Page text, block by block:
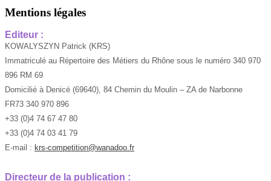
Mentions légales
Editeur :
KOWALYSZYN Patrick (KRS)
Immatriculé au Répertoire des Métiers du Rhône sous le numéro 340 970
896 RM 69
Domicilié à Denicé (69640), 84 Chemin du Moulin – ZA de Narbonne
FR73 340 970 896
+33 (0)4 74 67 47 80
+33 (0)4 74 03 41 79
E-mail : krs-competition@wanadoo.fr
Directeur de la publication :